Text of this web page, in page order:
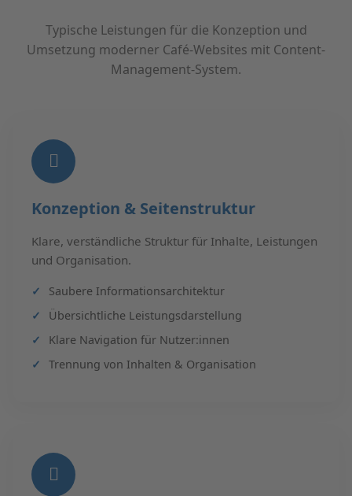
Typische Leistungen für die Konzeption und
Umsetzung moderner Café-Websites mit Content-
Management-System.
Konzeption & Seitenstruktur
Klare, verständliche Struktur für Inhalte, Leistungen
und Organisation.
Saubere Informationsarchitektur
Übersichtliche Leistungsdarstellung
Klare Navigation für Nutzer:innen
Trennung von Inhalten & Organisation